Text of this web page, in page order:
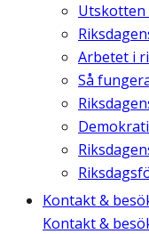
Utskotten
Arbetet i
Så
Demokrati
Kontakt &
Kontakt &